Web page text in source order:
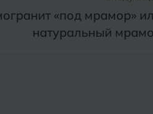
«под мрамор»
натуральный